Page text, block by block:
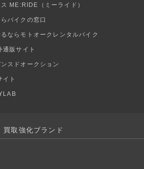
ME:RIDE（ミーライド）
バイクの窓口
ならモトオークレンタルバイク
通販サイト
スドオークション
イト
買取強化ブランド